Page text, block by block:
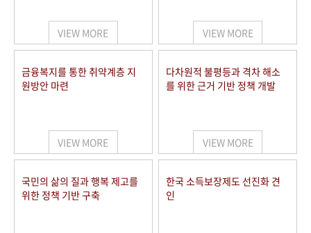
VIEW MORE VIEW MORE
금융복지를 통한 취약계층 지
원방안 마련
VIEW MORE
다차원적 불평등과 격차 해소
를 위한 근거 기반 정책 개발
VIEW MORE
국민의 삶의 질과 행복 제고를
위한 정책 기반 구축
한국 소득보장제도 선진화 견
인